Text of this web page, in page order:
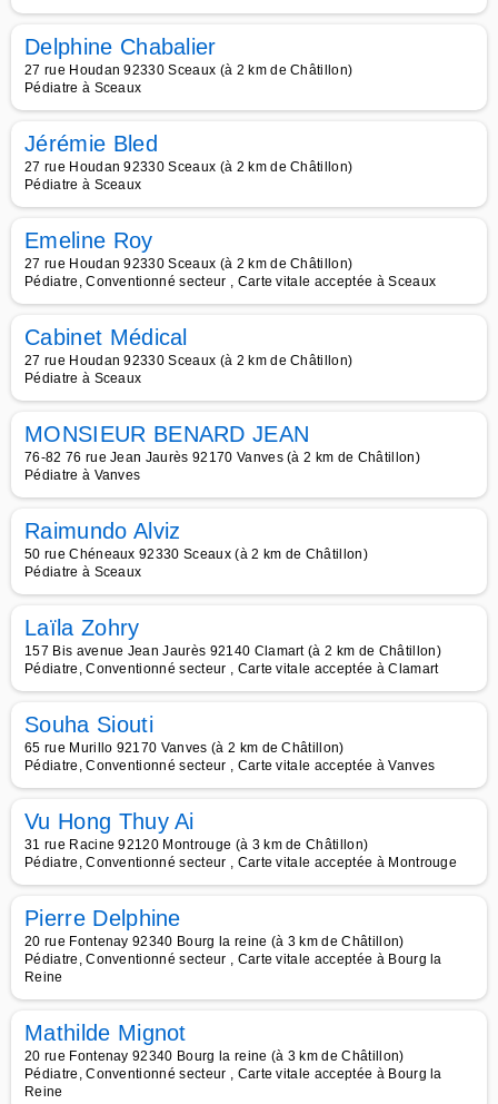
Delphine Chabalier
27 rue Houdan 92330 Sceaux (à 2 km de Châtillon)
Pédiatre à Sceaux
Jérémie Bled
27 rue Houdan 92330 Sceaux (à 2 km de Châtillon)
Pédiatre à Sceaux
Emeline Roy
27 rue Houdan 92330 Sceaux (à 2 km de Châtillon)
Pédiatre, Conventionné secteur , Carte vitale acceptée à Sceaux
Cabinet Médical
27 rue Houdan 92330 Sceaux (à 2 km de Châtillon)
Pédiatre à Sceaux
MONSIEUR BENARD JEAN
76-82 76 rue Jean Jaurès 92170 Vanves (à 2 km de Châtillon)
Pédiatre à Vanves
Raimundo Alviz
50 rue Chéneaux 92330 Sceaux (à 2 km de Châtillon)
Pédiatre à Sceaux
Laïla Zohry
157 Bis avenue Jean Jaurès 92140 Clamart (à 2 km de Châtillon)
Pédiatre, Conventionné secteur , Carte vitale acceptée à Clamart
Souha Siouti
65 rue Murillo 92170 Vanves (à 2 km de Châtillon)
Pédiatre, Conventionné secteur , Carte vitale acceptée à Vanves
Vu Hong Thuy Ai
31 rue Racine 92120 Montrouge (à 3 km de Châtillon)
Pédiatre, Conventionné secteur , Carte vitale acceptée à Montrouge
Pierre Delphine
20 rue Fontenay 92340 Bourg la reine (à 3 km de Châtillon)
Pédiatre, Conventionné secteur , Carte vitale acceptée à Bourg la
Reine
Mathilde Mignot
20 rue Fontenay 92340 Bourg la reine (à 3 km de Châtillon)
Pédiatre, Conventionné secteur , Carte vitale acceptée à Bourg la
Reine